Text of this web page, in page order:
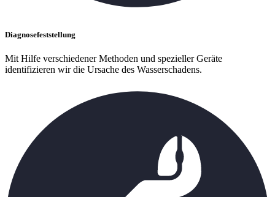
Diagnosefeststellung
Mit Hilfe verschiedener Methoden und spezieller Geräte
identifizieren wir die Ursache des Wasserschadens.